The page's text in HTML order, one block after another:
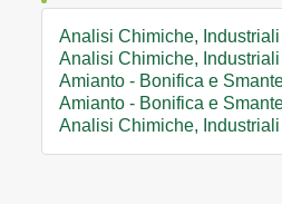
Analisi Chimiche,
Analisi Chimiche,
Amianto - Bonifica e
Amianto - Bonifica e
Analisi Chimiche,